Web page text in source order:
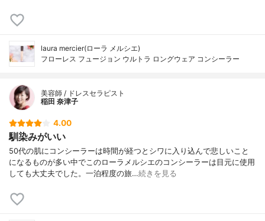
laura mercier(ローラ メルシエ)
フローレス フュージョン ウルトラ ロングウェア コンシーラー
美容師 / ドレスセラピスト
稲田 奈津子
4.00
馴染みがいい
50代の肌にコンシーラーは時間が経つとシワに入り込んで悲しいこと
になるものが多い中でこのローラメルシエのコンシーラーは目元に使用
しても大丈夫でした。一泊程度の旅…続きを見る